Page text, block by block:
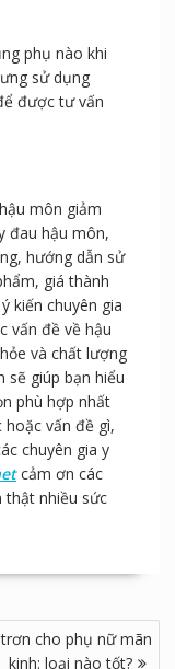
phụ nào khi
sử dụng
được tư vấn
môn giảm
đau hậu môn,
hướng dẫn sử
giá thành
kiến chuyên gia
vấn đề về hậu
và chất lượng
sẽ giúp bạn hiểu
phù hợp nhất
vấn đề gì,
chuyên gia y
cảm ơn các
thật nhiều sức
cho phụ nữ mãn
kinh: loại nào tốt?